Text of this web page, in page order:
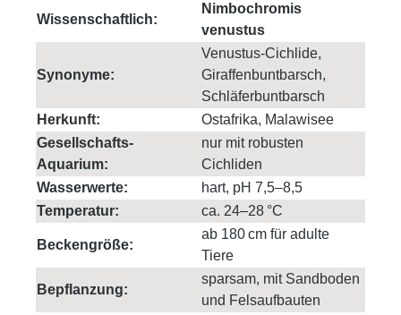
Wissenschaftlich:
Nimbochromis
venustus
Synonyme:
Venustus-Cichlide,
Giraffenbuntbarsch,
Schläferbuntbarsch
Herkunft:
Ostafrika, Malawisee
Gesellschafts-
Aquarium:
nur mit robusten
Cichliden
Wasserwerte:
hart, pH 7,5–8,5
Temperatur:
ca. 24–28 °C
Beckengröße:
ab 180 cm für adulte
Tiere
Bepflanzung:
sparsam, mit Sandboden
und Felsaufbauten